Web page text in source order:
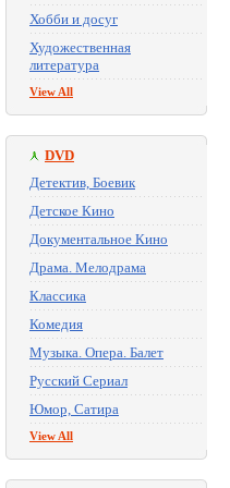
Хобби и досуг
Художественная
литература
View All
DVD
Детектив, Боевик
Детское Кино
Документальное Кино
Драма. Мелодрама
Классика
Комедия
Музыка. Опера. Балет
Русский Сериал
Юмор, Сатира
View All